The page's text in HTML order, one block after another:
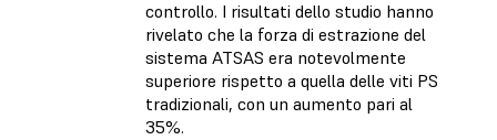
controllo. I risultati dello studio hanno
rivelato che la forza di estrazione del
sistema ATSAS era notevolmente
superiore rispetto a quella delle viti PS
tradizionali, con un aumento pari al
35%.